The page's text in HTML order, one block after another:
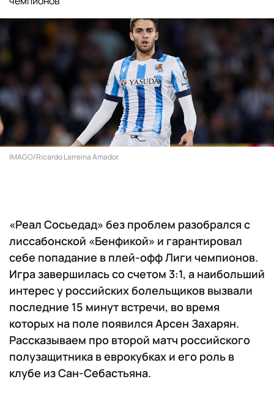
IMAGO/Ricardo Larreina Amador
«Реал Сосьедад» без проблем разобрался с
лиссабонской «Бенфикой» и гарантировал
себе попадание в плей-офф Лиги чемпионов.
Игра завершилась со счетом 3:1, а наибольший
интерес у российских болельщиков вызвали
последние 15 минут встречи, во время
которых на поле появился Арсен Захарян.
Рассказываем про второй матч российского
полузащитника в еврокубках и его роль в
клубе из Сан-Себастьяна.